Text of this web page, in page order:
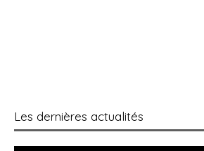
Les dernières actualités